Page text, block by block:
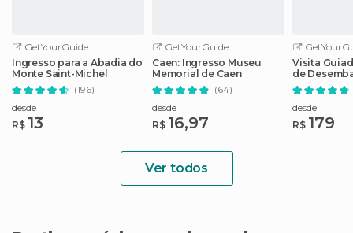
GetYourGuide
Ingresso para a Abadia do
Monte Saint-Michel
(196)
desde
R$ 13
GetYourGuide
Caen: Ingresso Museu
Memorial de Caen
(64)
desde
R$ 16,97
Visita
de
Memorial
desde
R$ 179
Ver todos